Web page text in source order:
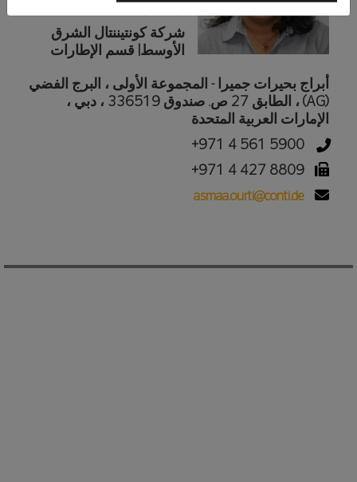
شركة كونتيننتال الشرق
الأوسط| قسم الإطارات
أبراج بحيرات جميرا - المجموعة الأولى ، البرج الفضي
(AG) ، الطابق 27 ص. صندوق 336519 ، دبي ،
الإمارات العربية المتحدة
+971 4 561 5900
+971 4 427 8809
asmaa.ourti@conti.de